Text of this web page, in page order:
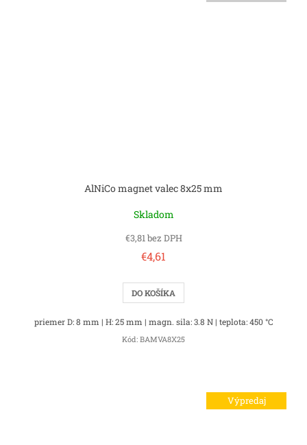
AlNiCo magnet valec 8x25 mm
Skladom
€3,81 bez DPH
€4,61
DO KOŠÍKA
priemer D: 8 mm | H: 25 mm | magn. sila: 3.8 N | teplota: 450 °C
Kód: BAMVA8X25
Výpredaj